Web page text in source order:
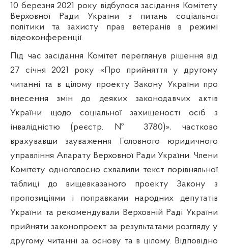
10 березня 2021 року відбулося засідання Комітету
Верховної Ради України з питань соціальної
політики та захисту прав ветеранів в режимі
відеоконференції.
Під час засідання Комітет переглянув рішення від
27 січня 2021 року «Про прийняття у другому
читанні та в цілому проекту Закону України про
внесення змін до деяких законодавчих актів
України щодо соціальної захищеності осіб з
інвалідністю (реєстр. № 3780)», частково
врахувавши зауваження Головного юридичного
управління Апарату Верховної Ради України. Члени
Комітету одноголосно схвалили текст порівняльної
таблиці до вищевказаного проекту Законуз
пропозиціями і поправками народних депутатів
України та рекомендували Верховній Раді України
прийняти законопроект за результатами розгляду у
другому читанні за основу та в цілому. Відповідно